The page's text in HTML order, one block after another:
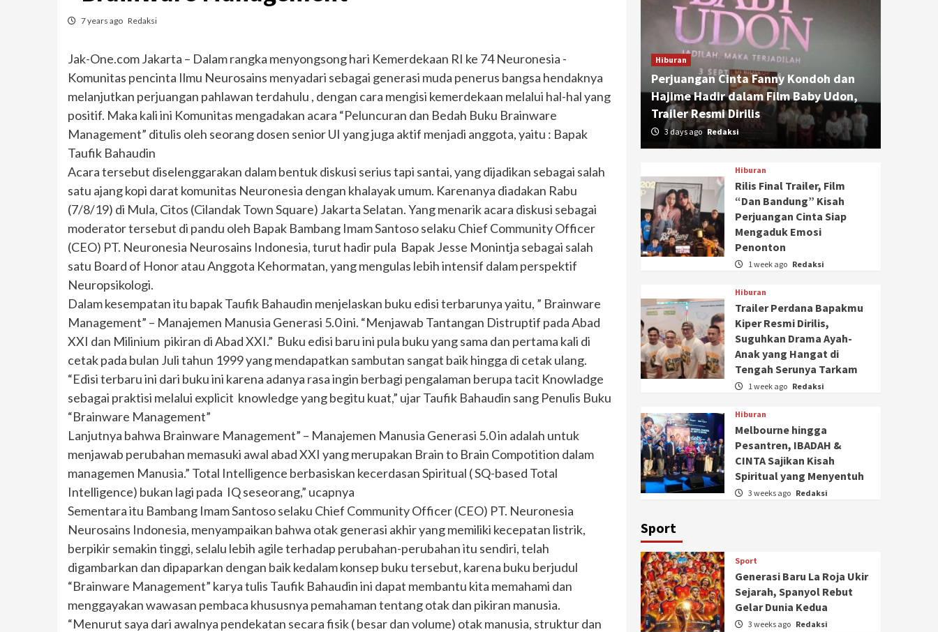
7 years ago Redaksi
Jak-One.com Jakarta – Dalam rangka menyongsong hari Kemerdekaan RI ke 74 Neuronesia -
Komunitas pencinta Ilmu Neurosains menyadari sebagai generasi muda penerus bangsa hendaknya
melanjutkan perjuangan pahlawan terdahulu , dengan cara mengisi kemerdekaan melalui hal-hal yang
positif. Maka kali ini Komunitas mengadakan acara “Peluncuran dan Bedah Buku Brainware
Management” ditulis oleh seorang dosen senior UI yang juga aktif menjadi anggota, yaitu : Bapak
Taufik Bahaudin
Acara tersebut diselenggarakan dalam bentuk diskusi serius tapi santai, yang dijadikan sebagai salah
satu ajang kopi darat komunitas Neuronesia dengan khalayak umum. Karenanya diadakan Rabu
(7/8/19) di Mula, Citos (Cilandak Town Square) Jakarta Selatan. Yang menarik acara diskusi sebagai
moderator tersebut di pandu oleh Bapak Bambang Imam Santoso selaku Chief Community Officer
(CEO) PT. Neuronesia Neurosains Indonesia, turut hadir pula Bapak Jesse Monintja sebagai salah
satu Board of Honor atau Anggota Kehormatan, yang mengulas lebih intensif dalam perspektif
Neuropsikologi.
Dalam kesempatan itu bapak Taufik Bahaudin menjelaskan buku edisi terbarunya yaitu, ” Brainware
Management” – Manajemen Manusia Generasi 5.0 ini. “Menjawab Tantangan Distruptif pada Abad
XXI dan Milinium pikiran di Abad XXI.” Buku edisi baru ini pula buku yang sama dan pertama kali di
cetak pada bulan Juli tahun 1999 yang mendapatkan sambutan sangat baik hingga di cetak ulang.
“Edisi terbaru ini dari buku ini karena adanya rasa ingin berbagi pengalaman berupa tacit Knowladge
sebagai praktisi melalui explicit knowledge yang begitu kuat,” ujar Taufik Bahaudin sang Penulis Buku
“Brainware Management”
Lanjutnya bahwa Brainware Management” – Manajemen Manusia Generasi 5.0 in adalah untuk
menjawab perubahan memasuki awal abad XXI yang merupakan Brain to Brain Compotition dalam
managemen Manusia.” Total Intelligence berbasiskan kecerdasan Spiritual ( SQ-based Total
Intelligence) bukan lagi pada IQ seseorang,” ucapnya
Sementara itu Bambang Imam Santoso selaku Chief Community Officer (CEO) PT. Neuronesia
Neurosains Indonesia, menyampaikan bahwa otak generasi akhir yang memiliki kecepatan listrik,
berpikir semakin tinggi, selalu lebih agile terhadap perubahan-perubahan itu sendiri, telah
digambarkan dan dipaparkan dengan baik kedalam konsep buku tersebut, karena buku berjudul
“Brainware Management” karya tulis Taufik Bahaudin ini dapat membantu kita memahami dan
menggayakan wawasan pembaca khususnya pemahaman tentang otak dan pikiran manusia.
“Menurut saya dari awalnya pendekatan secara fisik ( besar dan volume) otak manusia, struktur dan
Hiburan
Perjuangan Cinta Fanny Kondoh dan
Hajime Hadir dalam Film Baby Udon,
Trailer Resmi Dirilis
3 days ago Redaksi
Hiburan
Rilis Final Trailer, Film
“Dan Bandung” Kisah
Perjuangan Cinta Siap
Mengaduk Emosi
Penonton
1 week ago Redaksi
Hiburan
Trailer Perdana Bapakmu
Kiper Resmi Dirilis,
Suguhkan Drama Ayah-
Anak yang Hangat di
Tengah Serunya Tarkam
1 week ago Redaksi
Hiburan
Melbourne hingga
Pesantren, IBADAH &
CINTA Sajikan Kisah
Spiritual yang Menyentuh
3 weeks ago Redaksi
Sport
Sport
Generasi Baru La Roja Ukir
Sejarah, Spanyol Rebut
Gelar Dunia Kedua
3 weeks ago Redaksi